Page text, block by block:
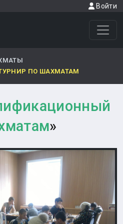
Войти
ПО ШАХМАТАМ
»